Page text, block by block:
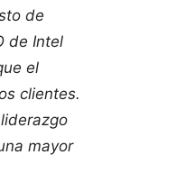
de
de Intel
el
clientes.
mayor